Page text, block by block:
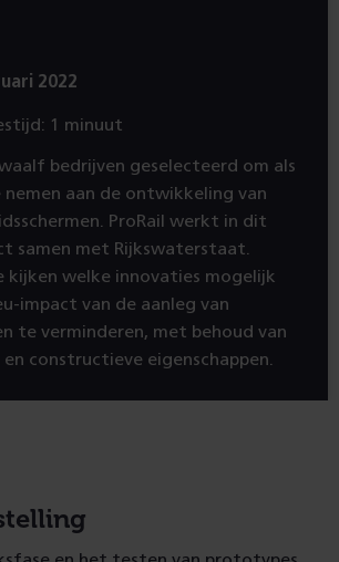
2022
1 minuut
bedrijven geselecteerd om als
aan de ontwikkeling van
ProRail werkt in dit
samen met Rijkswaterstaat.
kijken welke innovaties mogelijk
impact van de aanleg van
te verminderen, met behoud van
constructieve eigenschappen.